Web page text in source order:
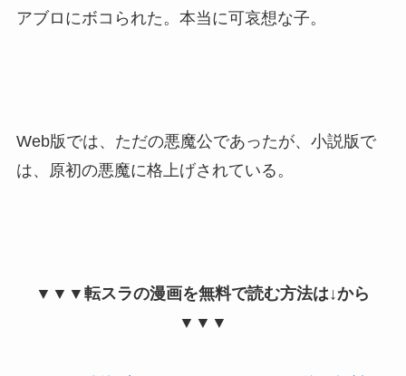
アブロにボコられた。本当に可哀想な子。
Web版では、ただの悪魔公であったが、小説版で
は、原初の悪魔に格上げされている。
▼▼▼転スラの漫画を無料で読む方法は↓から
▼▼▼